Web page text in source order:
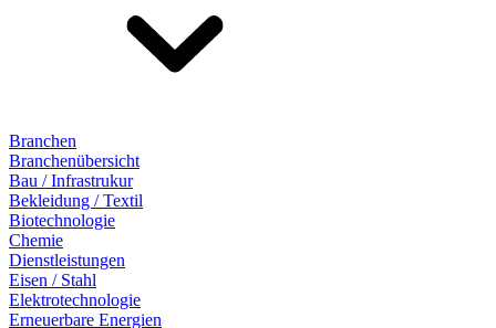
Branchen
Branchenübersicht
Bau / Infrastrukur
Bekleidung / Textil
Biotechnologie
Chemie
Dienstleistungen
Eisen / Stahl
Elektrotechnologie
Erneuerbare Energien